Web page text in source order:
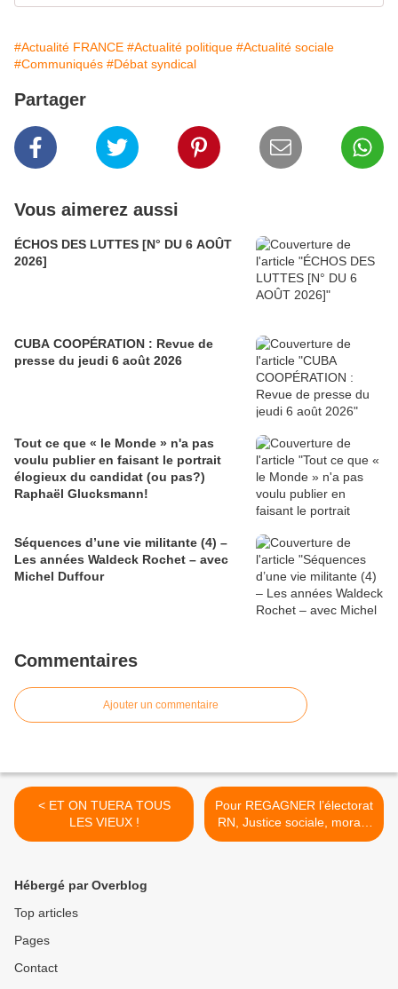
#Actualité FRANCE #Actualité politique #Actualité sociale
#Communiqués #Débat syndical
Partager
Vous aimerez aussi
ÉCHOS DES LUTTES [N° DU 6 AOÛT
2026]
CUBA COOPÉRATION : Revue de
presse du jeudi 6 août 2026
Tout ce que « le Monde » n'a pas
voulu publier en faisant le portrait
élogieux du candidat (ou pas?)
Raphaël Glucksmann!
Séquences d’une vie militante (4) –
Les années Waldeck Rochet – avec
Michel Duffour
Commentaires
Ajouter un commentaire
< ET ON TUERA TOUS
LES VIEUX !
Pour REGAGNER l’électorat
RN, Justice sociale, morale
et décence commune >
Hébergé par Overblog
Top articles
Pages
Contact